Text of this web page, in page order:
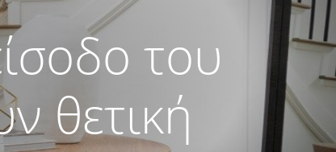
του
θετική